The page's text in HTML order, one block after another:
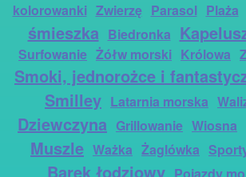
kolorowanki Zwierzę Parasol Plaża
śmieszka Biedronka
Surfowanie Żółw morski Królowa
Smoki, jednorożce i
Smilley Latarnia morska
Dziewczyna Grillowanie Wiosna
Muszle Ważka Żaglówka
Barek łodziowy